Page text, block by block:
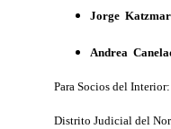
Jorge
Andrea
Para Socios del Interior:
Distrito Judicial del